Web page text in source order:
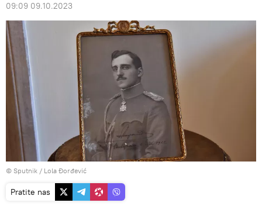
09:09 09.10.2023
© Sputnik / Lola Đorđević
Pratite nas